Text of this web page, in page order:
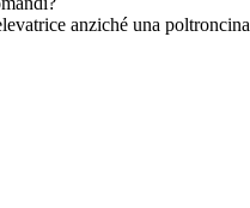
anziché una poltroncina